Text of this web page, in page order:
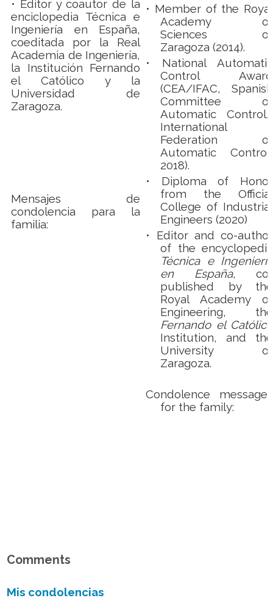
• Editor y coautor de la
enciclopedia Técnica e
Ingeniería en España,
coeditada por la Real
Academia de Ingeniería,
la Institución Fernando
el Católico y la
Universidad de
Zaragoza.
Mensajes de
condolencia para la
familia:
• Member of the Royal
Academy of
Sciences of
Zaragoza (2014).
• National Automatic
Control Award
(CEA/IFAC, Spanish
Committee of
Automatic Control/
International
Federation of
Automatic Control,
2018).
• Diploma of Honor
from the Official
College of Industrial
Engineers (2020)
• Editor and co-author
of the encyclopedia
Técnica e Ingeniería
en España, co-
published by the
Royal Academy of
Engineering, the
Fernando el Católico
Institution, and the
University of
Zaragoza.
Condolence messages
for the family:
Comments
Mis condolencias